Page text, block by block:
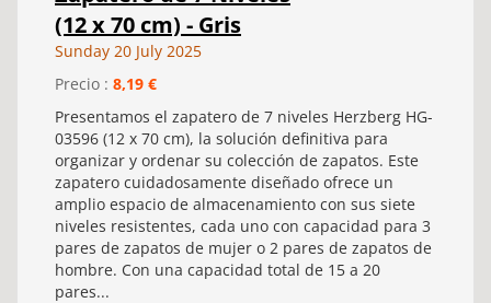
(12 x 70 cm) - Gris
Sunday 20 July 2025
Precio : 8,19 €
Presentamos el zapatero de 7 niveles Herzberg HG-
03596 (12 x 70 cm), la solución definitiva para
organizar y ordenar su colección de zapatos. Este
zapatero cuidadosamente diseñado ofrece un
amplio espacio de almacenamiento con sus siete
niveles resistentes, cada uno con capacidad para 3
pares de zapatos de mujer o 2 pares de zapatos de
hombre. Con una capacidad total de 15 a 20
pares...